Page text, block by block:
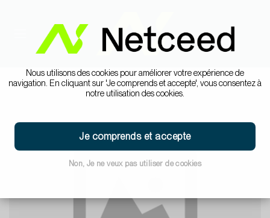
Nous utilisons des cookies pour améliorer votre expérience de
navigation. En cliquant sur 'Je comprends et accepte', vous consentez à
notre utilisation des cookies.
Je comprends et accepte
Non, Je ne veux pas utiliser de cookies